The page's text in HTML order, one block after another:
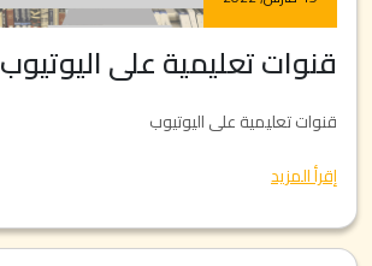
قنوات تعليمية على اليوتيوب
قنوات تعليمية على اليوتيوب
إقرأ المزيد